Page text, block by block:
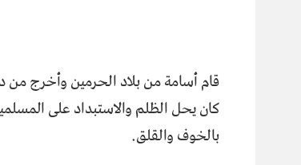
قام أسامة من بلاد الحرمين وأخرج
كان يحل الظلم والاستبداد على
بالخوف والقلق.